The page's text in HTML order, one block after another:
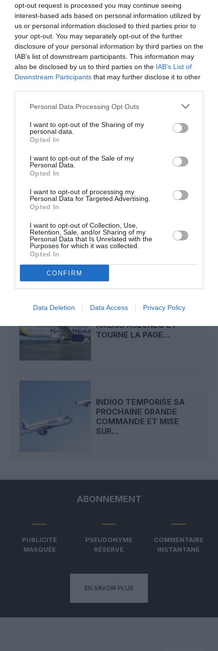
opt-out request is processed you may continue seeing
interest-based ads based on personal information utilized by
us or personal information disclosed to third parties prior to
your opt-out. You may separately opt-out of the further
disclosure of your personal information by third parties on the
IAB’s list of downstream participants. This information may
also be disclosed by us to third parties on the IAB’s List of
Downstream Participants that may further disclose it to other
Personal Data Processing Opt Outs
I want to opt-out of the Sharing of my
personal data.
Opted In
I want to opt-out of the Sale of my
Personal Data.
Opted In
I want to opt-out of processing my
Personal Data for Targeted Advertising.
Opted In
I want to opt-out of Collection, Use,
Retention, Sale, and/or Sharing of my
Personal Data that Is Unrelated with the
Purposes for which it was collected.
Opted In
CONFIRM
Data Deletion Data Access Privacy Policy
a commenté l'article :
Partenariat Malaysia Airlines – SNCF : une offre
intermodale entre Paris-CDG et 27 gares françaises
NDRa commenté l'article :
Aéroports du Maroc : la carte d’embarquement passe
au tout numérique avec Pax Check
a320neo A350
AIRBUS FAIT VIBRER
L’A350F AVANT SON
ENVOL
AIRBUS A320NEO ET
TOURNE LA PAGE...
INDIGO TEMPORISE SA
PROCHAINE GRANDE
COMMANDE ET MISE
SUR...
ABONNEMENT
PUBLICITÉ
MASQUÉE
PSEUDONYME
RÉSERVÉ
COMMENTAIRE
INSTANTANÉ
EN SAVOIR PLUS